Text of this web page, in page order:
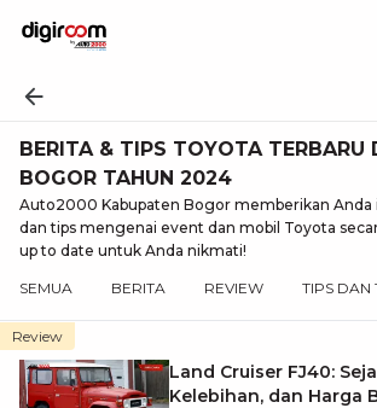
BERITA & TIPS TOYOTA TERBARU
BOGOR TAHUN 2024
Auto2000 Kabupaten Bogor memberikan Anda
dan tips mengenai event dan mobil Toyota
up to date untuk Anda nikmati!
SEMUA BERITA REVIEW TIPS DAN
Review
Land Cruiser FJ40:
Kelebihan, dan Harga